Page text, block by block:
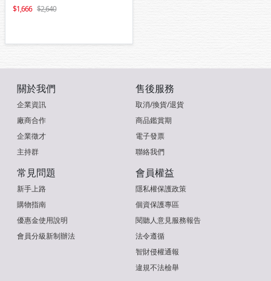
1,666 2,640
關於我們
企業資訊
廠商合作
企業徵才
主持群
售後服務
取消/換貨/退貨
商品鑑賞期
電子發票
聯絡我們
常見問題
新手上路
購物指南
優惠金使用說明
會員分級新制辦法
會員權益
隱私權保護政策
個資保護專區
閱聽人意見服務報告
法令遵循
智財侵權通報
違規不法檢舉